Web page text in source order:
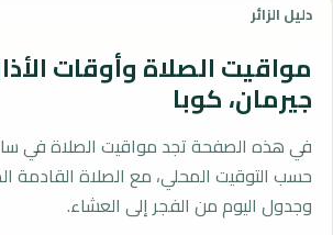
دليل الزائر
مواقيت الصلاة وأوقات
جيرمان، كوبا
في هذه الصفحة تجد مواقيت الصلاة في
وجدول اليوم من الفجر إلى العشاء.